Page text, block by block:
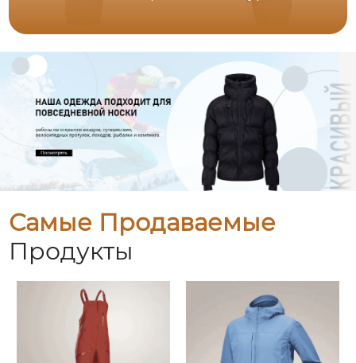
Самые Продаваемые
Продукты